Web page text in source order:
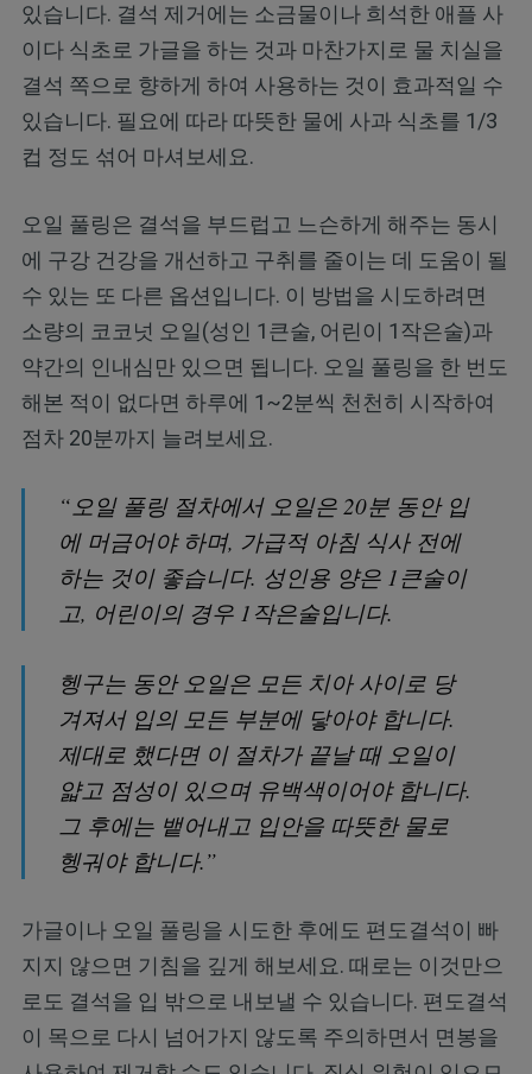
있습니다. 결석 제거에는 소금물이나 희석한 애플 사
이다 식초로 가글을 하는 것과 마찬가지로 물 치실을
결석 쪽으로 향하게 하여 사용하는 것이 효과적일 수
있습니다. 필요에 따라 따뜻한 물에 사과 식초를 1/3
컵 정도 섞어 마셔보세요.
오일 풀링은 결석을 부드럽고 느슨하게 해주는 동시
에 구강 건강을 개선하고 구취를 줄이는 데 도움이 될
수 있는 또 다른 옵션입니다. 이 방법을 시도하려면
소량의 코코넛 오일(성인 1큰술, 어린이 1작은술)과
약간의 인내심만 있으면 됩니다. 오일 풀링을 한 번도
해본 적이 없다면 하루에 1~2분씩 천천히 시작하여
점차 20분까지 늘려보세요.
“오일 풀링 절차에서 오일은 20분 동안 입
에 머금어야 하며, 가급적 아침 식사 전에
하는 것이 좋습니다. 성인용 양은 1큰술이
고, 어린이의 경우 1작은술입니다.
헹구는 동안 오일은 모든 치아 사이로 당
겨져서 입의 모든 부분에 닿아야 합니다.
제대로 했다면 이 절차가 끝날 때 오일이
얇고 점성이 있으며 유백색이어야 합니다.
그 후에는 뱉어내고 입안을 따뜻한 물로
헹궈야 합니다.”
가글이나 오일 풀링을 시도한 후에도 편도결석이 빠
지지 않으면 기침을 깊게 해보세요. 때로는 이것만으
로도 결석을 입 밖으로 내보낼 수 있습니다. 편도결석
이 목으로 다시 넘어가지 않도록 주의하면서 면봉을